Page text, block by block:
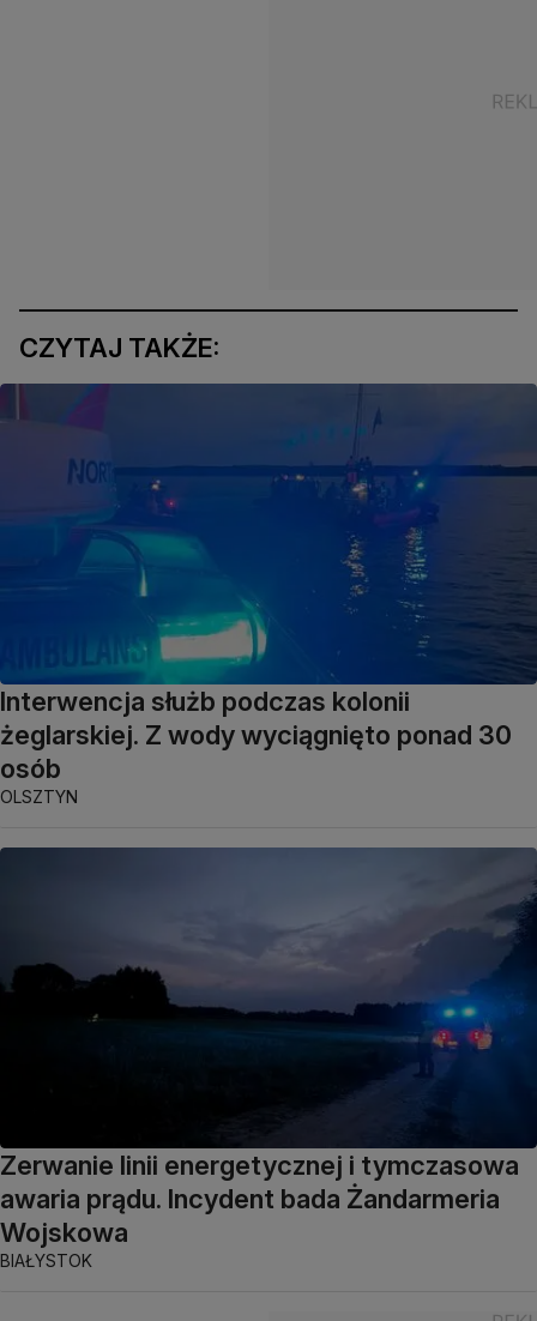
CZYTAJ TAKŻE:
Interwencja służb podczas kolonii
żeglarskiej. Z wody wyciągnięto ponad 30
osób
OLSZTYN
Zerwanie linii energetycznej i tymczasowa
awaria prądu. Incydent bada Żandarmeria
Wojskowa
BIAŁYSTOK